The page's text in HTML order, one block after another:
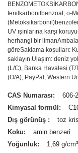
fenilkarbonilbenzoat; o-
UV ışınlarına karşı
herhangi bir liman
göreSaklama koşulları:
saklayın.Ulaşım: deniz
(L/C), Banka Havalesi (T/
(O/A), PayPal, Western
CAS Numarası:
606-
Kimyasal formül:
Dış görünüş :
toz
Koku:
amin benzeri
Yoğunluk:
1,69 g/cm³